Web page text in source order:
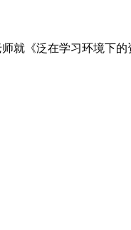
就《泛在学习环境下的